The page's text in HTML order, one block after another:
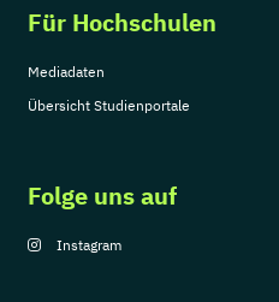
Für Hochschulen
Mediadaten
Übersicht Studienportale
Folge uns auf
Instagram